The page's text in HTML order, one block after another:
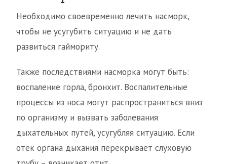
Необходимо своевременно лечить насморк,
чтобы не усугубить ситуацию и не дать
развиться гаймориту.
Также последствиями насморка могут быть:
воспаление горла, бронхит. Воспалительные
процессы из носа могут распространиться вниз
по организму и вызвать заболевания
дыхательных путей, усугубляя ситуацию. Если
отек органа дыхания перекрывает слуховую